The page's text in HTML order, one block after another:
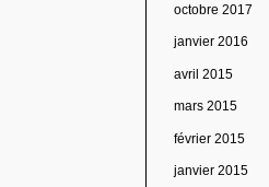
octobre 2017
janvier 2016
avril 2015
mars 2015
février 2015
janvier 2015